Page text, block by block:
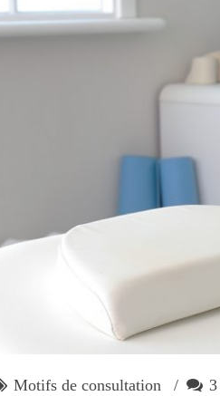
Motifs de consultation 3